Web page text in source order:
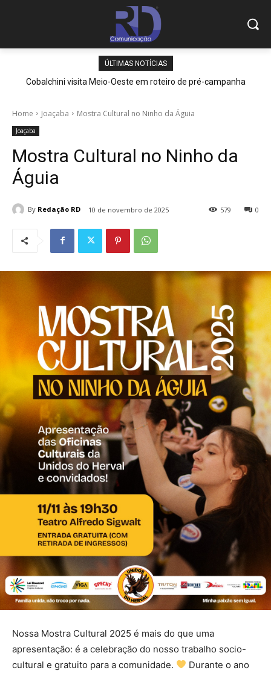
ÚLTIMAS NOTÍCIAS
Cobalchini visita Meio-Oeste em roteiro de pré-campanha
Home Joaçaba Mostra Cultural no Ninho da Águia
Joaçaba
Mostra Cultural no Ninho da
Águia
By Redação RD 10 de novembro de 2025 0
579
Nossa Mostra Cultural 2025 é mais do que uma
apresentação: é a celebração do nosso trabalho socio-
cultural e gratuito para a comunidade.
Durante o ano